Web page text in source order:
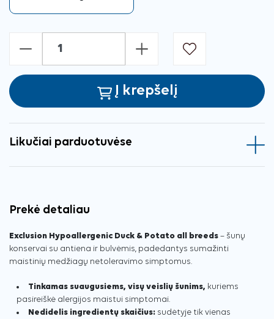
- +
Į krepšelį
Likučiai parduotuvėse
Prekė detaliau
Exclusion Hypoallergenic Duck & Potato all breeds – šunų
konservai su antiena ir bulvėmis, padedantys sumažinti
maistinių medžiagų netoleravimo simptomus.
Tinkamas suaugusiems, visų veislių šunims, kuriems
pasireiškė alergijos maistui simptomai.
Nedidelis ingredientų skaičius: sudėtyje tik vienas